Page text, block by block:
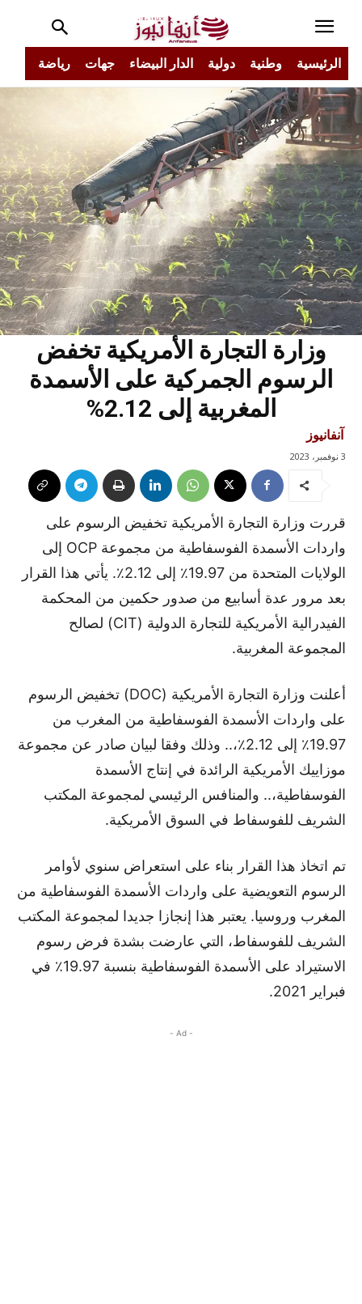
الرئيسية وطنية دولية الدار البيضاء جهات رياضة
وزارة التجارة الأمريكية تخفض
الرسوم الجمركية على الأسمدة
المغربية إلى 2.12%
آنفانيوز
3 نوفمبر، 2023
قررت وزارة التجارة الأمريكية تخفيض الرسوم على
واردات الأسمدة الفوسفاطية من مجموعة OCP إلى
الولايات المتحدة من 19.97٪ إلى 2.12٪. يأتي هذا القرار
بعد مرور عدة أسابيع من صدور حكمين من المحكمة
الفيدرالية الأمريكية للتجارة الدولية (CIT) لصالح
المجموعة المغربية.
أعلنت وزارة التجارة الأمريكية (DOC) تخفيض الرسوم
على واردات الأسمدة الفوسفاطية من المغرب من
19.97٪ إلى 2.12٪،.. وذلك وفقا لبيان صادر عن مجموعة
موزاييك الأمريكية الرائدة في إنتاج الأسمدة
الفوسفاطية،.. والمنافس الرئيسي لمجموعة المكتب
الشريف للفوسفاط في السوق الأمريكية.
تم اتخاذ هذا القرار بناء على استعراض سنوي لأوامر
الرسوم التعويضية على واردات الأسمدة الفوسفاطية من
المغرب وروسيا. يعتبر هذا إنجازا جديدا لمجموعة المكتب
الشريف للفوسفاط، التي عارضت بشدة فرض رسوم
الاستيراد على الأسمدة الفوسفاطية بنسبة 19.97٪ في
فبراير 2021.
- Ad -